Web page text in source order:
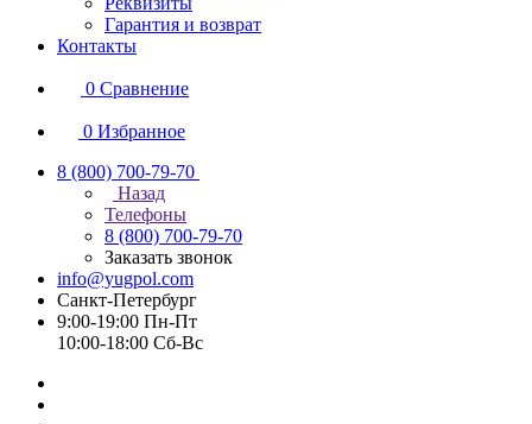
Гарантия и возврат
Контакты
0 Сравнение
0 Избранное
8 (800) 700-79-70
Назад
Телефоны
8 (800) 700-79-70
Заказать звонок
info@yugpol.com
Санкт-Петербург
9:00-19:00 Пн-Пт
10:00-18:00 Cб-Вс